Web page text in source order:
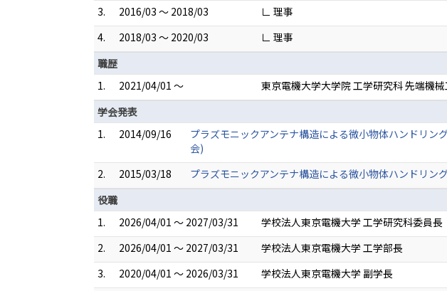
3.
2016/03 ～ 2018/03
∟ 理事
4.
2018/03 ～ 2020/03
∟ 理事
職歴
1.
2021/04/01 ～
東京電機大学大学院 工学研究科 先端機
学会発表
1.
2014/09/16
プラズモニックアンテナ構造による微小物体ハンドリン
会)
2.
2015/03/18
プラズモニックアンテナ構造による微小物体ハンドリ
役職
1.
2026/04/01 ～ 2027/03/31
学校法人東京電機大学 工学研究科委員長
2.
2026/04/01 ～ 2027/03/31
学校法人東京電機大学 工学部長
3.
2020/04/01 ～ 2026/03/31
学校法人東京電機大学 副学長